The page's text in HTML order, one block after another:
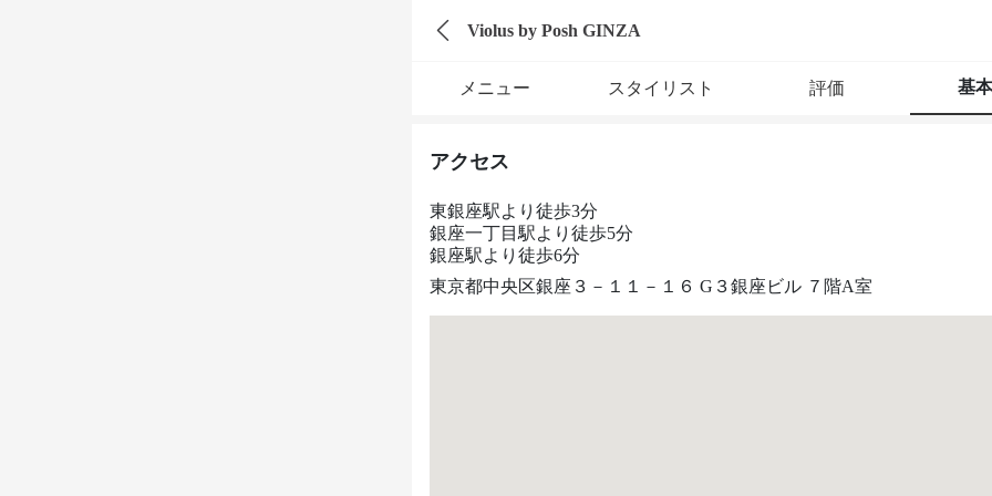
Violus by Posh GINZA
メニュー スタイリスト 評価 基
アクセス
東銀座駅より徒歩3分
銀座一丁目駅より徒歩5分
銀座駅より徒歩6分
東京都中央区銀座３－１１－１６ G３銀座ビル ７階A室